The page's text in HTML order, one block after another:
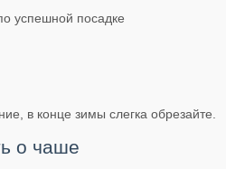
успешной посадке
в конце зимы слегка обрезайте.
о чаше